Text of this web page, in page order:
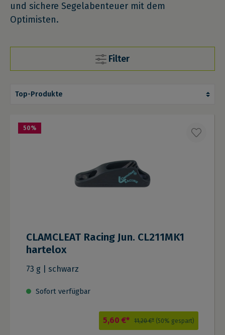
und sichere Segelabenteuer mit dem
Optimisten.
Filter
50%
CLAMCLEAT Racing Jun. CL211MK1
hartelox
73 g | schwarz
Sofort verfügbar
5,60 €* 11,20 €* (50% gespart)